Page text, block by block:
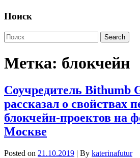
Поиск
Метка: блокчейн
Соучредитель Bithumb
рассказал о свойствах
блокчейн-проектов на
Москве
Posted on 21.10.2019 | By katerinafutur